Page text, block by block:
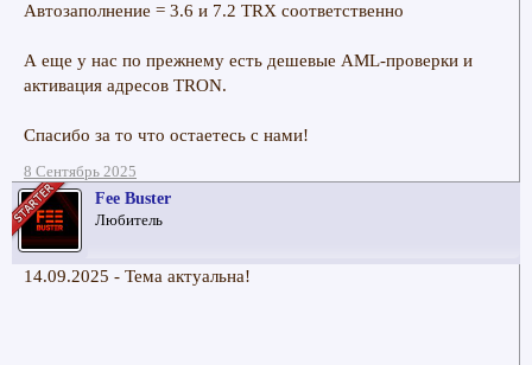
Автозаполнение = 3.6 и 7.2 TRX соответственно
А еще у нас по прежнему есть дешевые AML-проверки и
активация адресов TRON.
Спасибо за то что остаетесь с нами!
8 Сентябрь 2025
Fee Buster
Любитель
14.09.2025 - Тема актуальна!